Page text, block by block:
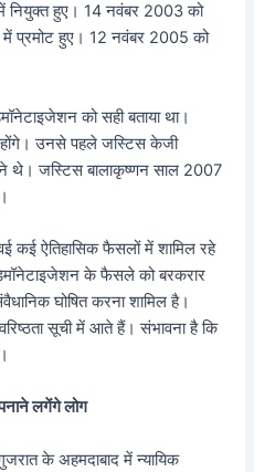
नियुक्त हुए। 14 नवंबर 2003 को
प्रमोट हुए। 12 नवंबर 2005 को
को सही बताया था।
उनसे पहले जस्टिस केजी
थे। जस्टिस बालाकृष्णन साल 2007
कई ऐतिहासिक फैसलों में शामिल रहे
के फैसले को बरकरार
घोषित करना शामिल है।
सूची में आते हैं। संभावना है कि
लगेंगे लोग
के अहमदाबाद में न्यायिक